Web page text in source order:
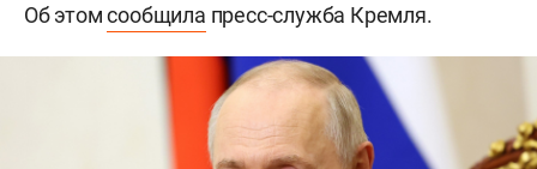
Об этомсообщила пресс-служба Кремля.